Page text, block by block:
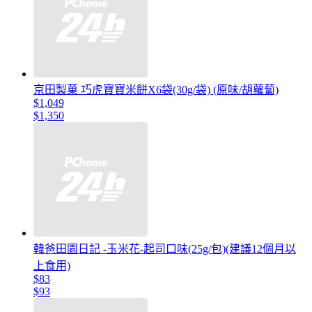
京田製菓 巧虎寶寶米餅X6袋(30g/袋) (原味/胡蘿蔔)
$1,049
$1,350
韓爸田園日記 -玉米花-起司口味(25g/包)(建議12個月以
上食用)
$83
$93